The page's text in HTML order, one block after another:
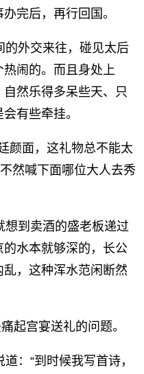
完后，再行回国。
外交来往，碰见太后
闹的。而且身处上
然乐得多呆些天、只
有些牵挂。
颜面，这礼物总不能太
然喊下面哪位大人去秀
到卖酒的盛老板递过
水本就够深的，长公
，这种浑水范闲断然
起宫宴送礼的问题。
：“到时候我写首诗，